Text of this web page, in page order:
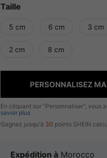
Taille
5 cm 6 cm 3 cm
2 cm 8 cm
PERSONNALISEZ
En cliquant sur "Personnaliser", vous
savoir plus
Gagnez jusqu'à 30 points SHEIN
Expédition à Morocco